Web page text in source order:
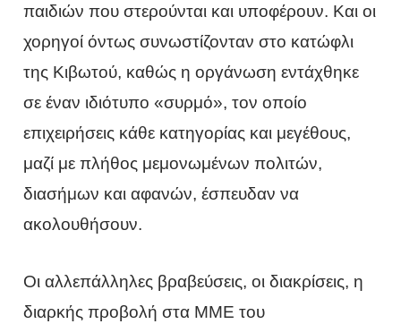
παιδιών που στερούνται και υποφέρουν. Και οι
χορηγοί όντως συνωστίζονταν στο κατώφλι
της Κιβωτού, καθώς η οργάνωση εντάχθηκε
σε έναν ιδιότυπο «συρμό», τον οποίο
επιχειρήσεις κάθε κατηγορίας και μεγέθους,
μαζί με πλήθος μεμονωμένων πολιτών,
διασήμων και αφανών, έσπευδαν να
ακολουθήσουν.
Οι αλλεπάλληλες βραβεύσεις, οι διακρίσεις, η
διαρκής προβολή στα ΜΜΕ του